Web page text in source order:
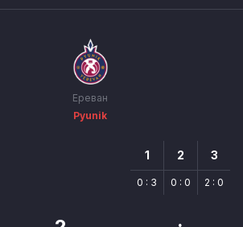
Ереван
Pyunik
1
0 : 3
2
0 : 0
3
2 : 0